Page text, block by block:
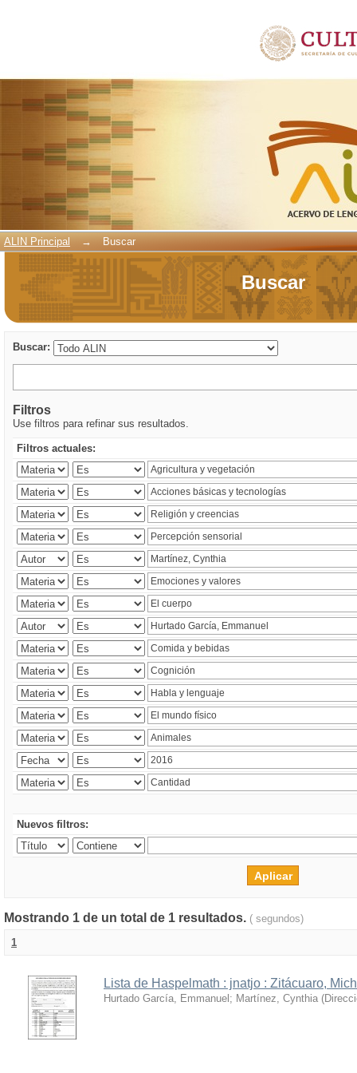
ALIN Principal → Buscar
Buscar
Buscar:
Filtros
Use filtros para refinar sus resultados.
Filtros actuales:
Nuevos filtros:
Mostrando 1 de un total de 1 resultados. ( segundos)
1
Lista de Haspelmath : jnatjo : Zitácuaro,
Hurtado García, Emmanuel ; Martínez, Cynthia (